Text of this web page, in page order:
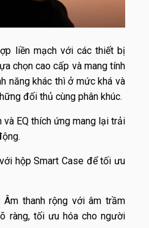
liền mạch với các thiết bị
chọn cao cấp và mang tính
năng khác thì ở mức khá và
đối thủ cùng phân khúc.
và EQ thích ứng mang lại trải
hộp Smart Case để tối ưu
Âm thanh rộng với âm trầm
ràng, tối ưu hóa cho người